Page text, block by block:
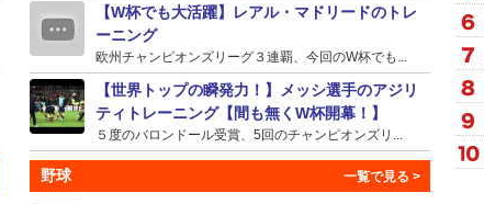
【W杯でも大活躍】レアル・マドリードのトレ
ーニング
欧州チャンピオンズリーグ３連覇、今回のW杯でも...
【世界トップの瞬発力！】メッシ選手のアジリ
ティトレーニング【間も無くW杯開幕！】
５度のバロンドール受賞、5回のチャンピオンズリ...
野球